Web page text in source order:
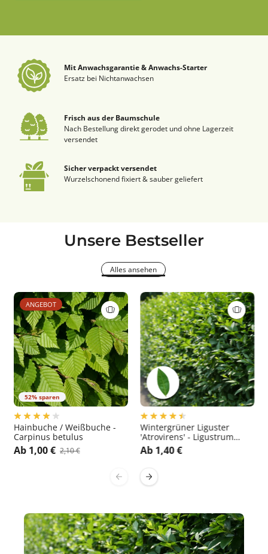
Mit Anwachsgarantie & Anwachs-Starter
Ersatz bei Nichtanwachsen
Frisch aus der Baumschule
Nach Bestellung direkt gerodet und ohne Lagerzeit
versendet
Sicher verpackt versendet
Wurzelschonend fixiert & sauber geliefert
Unsere Bestseller
Alles ansehen
52% sparen
ANGEBOT
Hainbuche / Weißbuche -
Carpinus betulus
Ab 1,00 € 2,10 €
Wintergrüner Liguster
'Atrovirens' - Ligustrum
vulgare 'Atrovirens'
Ab 1,40 €